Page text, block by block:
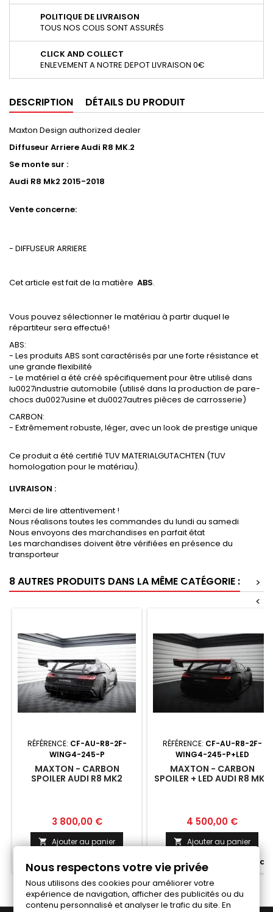
POLITIQUE DE LIVRAISON
TOUS NOS COLIS SONT ASSURÉS
CLICK AND COLLECT
ENLEVEMENT A NOTRE DEPOT LIVRAISON 0€
DESCRIPTION DÉTAILS DU PRODUIT
Maxton Design authorized dealer
Diffuseur Arriere Audi R8 MK.2
Se monte sur :
Audi R8 Mk2 2015-2018
Vente concerne:
- DIFFUSEUR ARRIERE
Cet article est fait de la matière ABS.
Vous pouvez sélectionner le matériau à partir duquel le
répartiteur sera effectué!
ABS:
- Les produits ABS sont caractérisés par une forte résistance et
une grande flexibilité
- Le matériel a été créé spécifiquement pour être utilisé dans
lu0027industrie automobile (utilisé dans la production de pare-
chocs du0027usine et du0027autres pièces de carrosserie)
CARBON:
- Extrêmement robuste, léger, avec un look de prestige unique
Ce produit a été certifié TUV MATERIALGUTACHTEN (TUV
homologation pour le matériau).
LIVRAISON :
Merci de lire attentivement !
Nous réalisons toutes les commandes du lundi au samedi
Nous envoyons des marchandises en parfait état
Les marchandises doivent être vérifiées en présence du
transporteur
8 AUTRES PRODUITS DANS LA MÊME CATÉGORIE :
>
<
RÉFÉRENCE: CF-AU-R8-2F-
WING4-245-P
MAXTON - CARBON
SPOILER AUDI R8 MK2
Prix
3 800,00 €
 Ajouter au panier
Fabriqué a la commande
RÉFÉRENCE: CF-AU-R8-2F-
WING4-245-P+LED
MAXTON - CARBON
SPOILER + LED AUDI R8 MK2
Prix
4 500,00 €
 Ajouter au panier
Fabriqué a la commande
Nous respectons votre vie privée
Nous utilisons des cookies pour améliorer votre
expérience de navigation, afficher des publicités ou du
contenu personnalisé et analyser le trafic du site. En